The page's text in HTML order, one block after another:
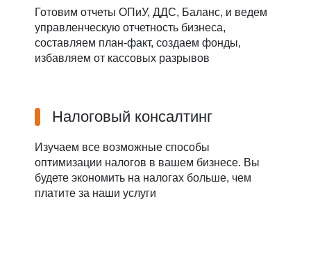
Готовим отчеты ОПиУ, ДДС, Баланс, и ведем
управленческую отчетность бизнеса,
составляем план-факт, создаем фонды,
избавляем от кассовых разрывов
Налоговый консалтинг
Изучаем все возможные способы
оптимизации налогов в вашем бизнесе. Вы
будете экономить на налогах больше, чем
платите за наши услуги